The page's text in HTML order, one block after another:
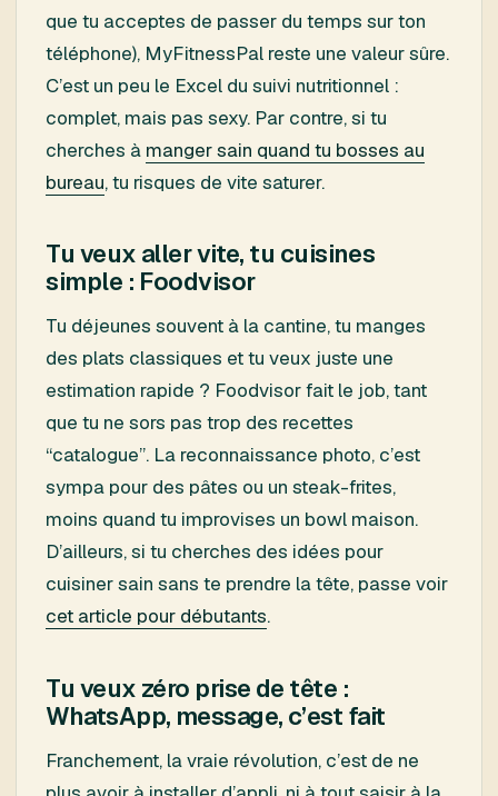
que tu acceptes de passer du temps sur ton
téléphone), MyFitnessPal reste une valeur sûre.
C’est un peu le Excel du suivi nutritionnel :
complet, mais pas sexy. Par contre, si tu
cherches à manger sain quand tu bosses au
bureau, tu risques de vite saturer.
Tu veux aller vite, tu cuisines
simple : Foodvisor
Tu déjeunes souvent à la cantine, tu manges
des plats classiques et tu veux juste une
estimation rapide ? Foodvisor fait le job, tant
que tu ne sors pas trop des recettes
“catalogue”. La reconnaissance photo, c’est
sympa pour des pâtes ou un steak-frites,
moins quand tu improvises un bowl maison.
D’ailleurs, si tu cherches des idées pour
cuisiner sain sans te prendre la tête, passe voir
cet article pour débutants.
Tu veux zéro prise de tête :
WhatsApp, message, c’est fait
Franchement, la vraie révolution, c’est de ne